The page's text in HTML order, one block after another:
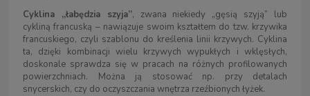
Cyklina „łabędzia szyja”, zwana niekiedy „gęsią szyją” lub
cykliną francuską – nawiązuje swoim kształtem do tzw. krzywika
francuskiego, czyli szablonu do kreślenia linii krzywych. Cyklina
ta, dzięki kombinacji wielu krzywych wypukłych i wklęsłych,
doskonale sprawdza się w pracach na różnych profilowanych
powierzchniach. Można ją stosować np. przy detalach
snycerskich, czy do oczyszczania wnętrza rzeźbionych łyżek.